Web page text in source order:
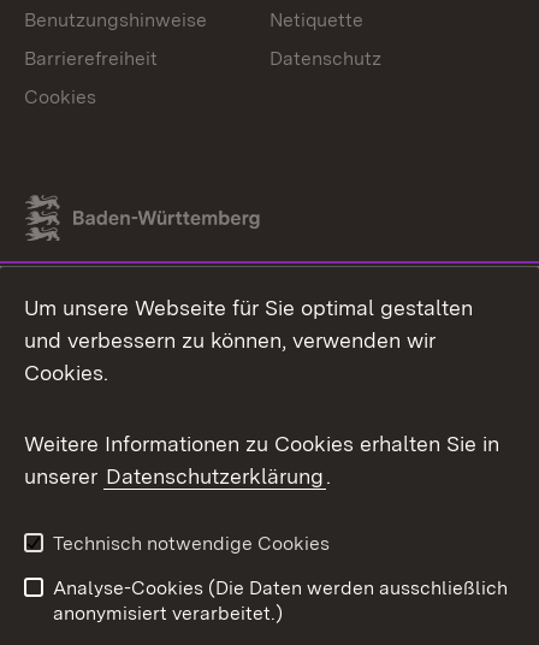
Link zum Landesportal
Benutzungshinweise
Netiquette
Barrierefreiheit
Datenschutz
Cookies
Um unsere Webseite für Sie optimal gestalten
und verbessern zu können, verwenden wir
Cookies.
Weitere Informationen zu Cookies erhalten Sie in
unserer Datenschutzerklärung.
Technisch notwendige Cookies
Analyse-Cookies (Die Daten werden ausschließlich
anonymisiert verarbeitet.)